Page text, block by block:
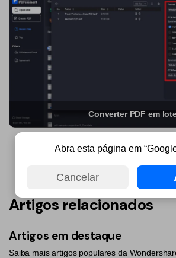
Detectar Conteúdo de IA
Reescrever PDF com IA
Explicar PDF com IA
Conversar com Documento
Gerador de imagens com IA
PDFelement para Mac
PDFelement para Android
Vídeos Tutoriais
Suporte
Contatar Suporte
Especificações Técnicas
Novidades
Central de Downloads
Converter PDF em
Artigos relacionados
Artigos em destaque
Saiba mais artigos populares da
Abra esta página em
Cancelar